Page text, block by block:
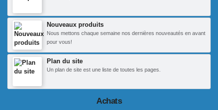
Nouveaux produits
Nous mettons chaque semaine nos dernières nouveautés en avant
pour vous!
Plan du site
Un plan de site est une liste de toutes les pages.
Achats